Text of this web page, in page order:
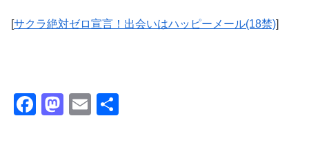
[サクラ絶対ゼロ宣言！出会いはハッピーメール(18禁)]
F
M E